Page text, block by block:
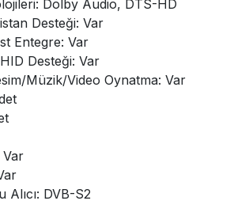
Dolby Audio, DTS-HD
Desteği: Var
Entegre: Var
Desteği: Var
Müzik/Video Oynatma: Var
Alıcı: DVB-S2